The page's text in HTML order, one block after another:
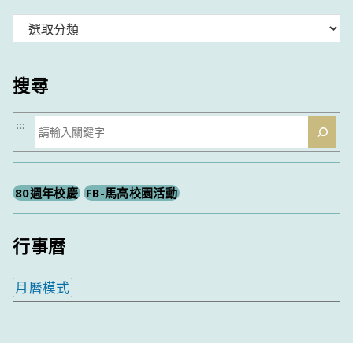
類
搜尋
搜
尋
:::
80週年校慶 FB-馬高校園活動
行事曆
月曆模式